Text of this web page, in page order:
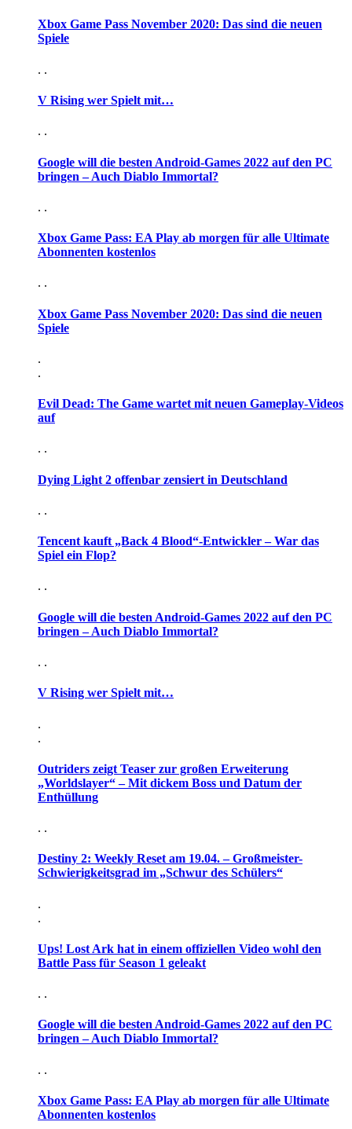
Xbox Game Pass November 2020: Das sind die neuen
Spiele
. .
V Rising wer Spielt mit…
. .
Google will die besten Android-Games 2022 auf den PC
bringen – Auch Diablo Immortal?
. .
Xbox Game Pass: EA Play ab morgen für alle Ultimate
Abonnenten kostenlos
. .
Xbox Game Pass November 2020: Das sind die neuen
Spiele
.
.
Evil Dead: The Game wartet mit neuen Gameplay-Videos
auf
. .
Dying Light 2 offenbar zensiert in Deutschland
. .
Tencent kauft „Back 4 Blood“-Entwickler – War das
Spiel ein Flop?
. .
Google will die besten Android-Games 2022 auf den PC
bringen – Auch Diablo Immortal?
. .
V Rising wer Spielt mit…
.
.
Outriders zeigt Teaser zur großen Erweiterung
„Worldslayer“ – Mit dickem Boss und Datum der
Enthüllung
. .
Destiny 2: Weekly Reset am 19.04. – Großmeister-
Schwierigkeitsgrad im „Schwur des Schülers“
.
.
Ups! Lost Ark hat in einem offiziellen Video wohl den
Battle Pass für Season 1 geleakt
. .
Google will die besten Android-Games 2022 auf den PC
bringen – Auch Diablo Immortal?
. .
Xbox Game Pass: EA Play ab morgen für alle Ultimate
Abonnenten kostenlos